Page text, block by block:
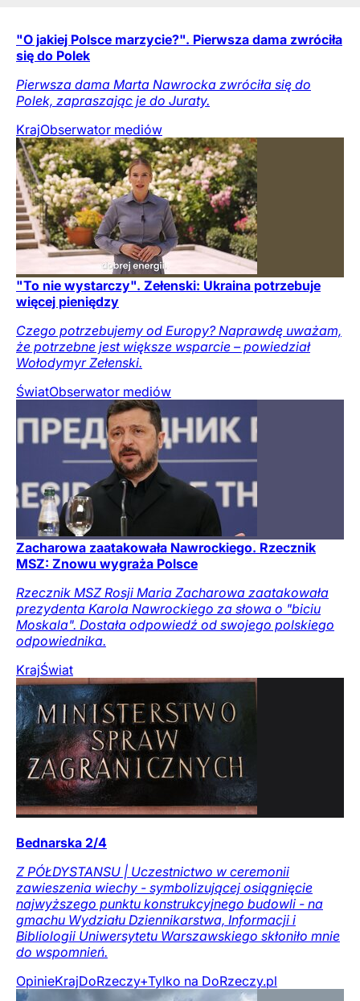
"O jakiej Polsce marzycie?". Pierwsza dama zwróciła
się do Polek
Pierwsza dama Marta Nawrocka zwróciła się do
Polek, zapraszając je do Juraty.
KrajObserwator mediów
"To nie wystarczy". Zełenski: Ukraina potrzebuje
więcej pieniędzy
Czego potrzebujemy od Europy? Naprawdę uważam,
że potrzebne jest większe wsparcie – powiedział
Wołodymyr Zełenski.
ŚwiatObserwator mediów
Zacharowa zaatakowała Nawrockiego. Rzecznik
MSZ: Znowu wygraża Polsce
Rzecznik MSZ Rosji Maria Zacharowa zaatakowała
prezydenta Karola Nawrockiego za słowa o "biciu
Moskala". Dostała odpowiedź od swojego polskiego
odpowiednika.
KrajŚwiat
Bednarska 2/4
Z PÓŁDYSTANSU | Uczestnictwo w ceremonii
zawieszenia wiechy - symbolizującej osiągnięcie
najwyższego punktu konstrukcyjnego budowli - na
gmachu Wydziału Dziennikarstwa, Informacji i
Bibliologii Uniwersytetu Warszawskiego skłoniło mnie
do wspomnień.
OpinieKrajDoRzeczy+Tylko na DoRzeczy.pl